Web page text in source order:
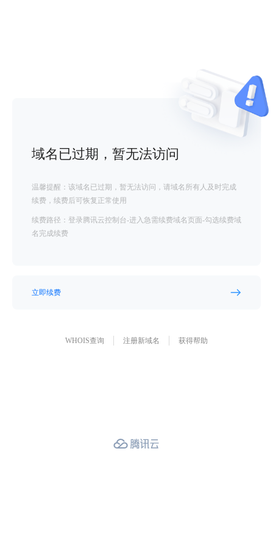
域名已过期，暂无法访问
温馨提醒：该域名已过期，暂无法访问，请域名所有人及时完成
续费，续费后可恢复正常使用
续费路径：登录腾讯云控制台-进入急需续费域名页面-勾选续费域
名完成续费
立即续费
WHOIS查询 注册新域名 获得帮助